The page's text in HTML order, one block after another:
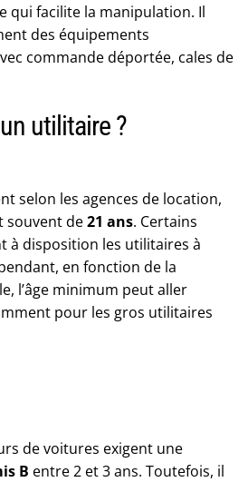
qui facilite la manipulation. Il
des équipements
commande déportée, cales de
utilitaire ?
selon les agences de location,
souvent de21 ans. Certains
à disposition les utilitaires à
en fonction de la
l’âge minimum peut aller
pour les gros utilitaires
de voitures exigent une
B entre 2 et 3 ans. Toutefois, il